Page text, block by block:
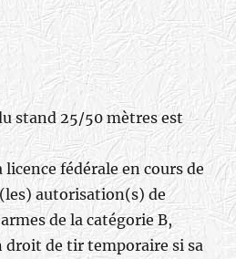
stand 25/50 mètres est
licence fédérale en cours de
autorisation(s) de
de la catégorie B,
droit de tir temporaire si sa